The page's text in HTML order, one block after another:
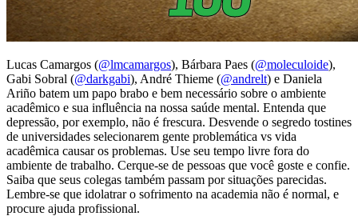
Lucas Camargos (@lmcamargos), Bárbara Paes (@moleculoide),
Gabi Sobral (@darkgabi), André Thieme (@andrelt) e Daniela
Ariño batem um papo brabo e bem necessário sobre o ambiente
acadêmico e sua influência na nossa saúde mental. Entenda que
depressão, por exemplo, não é frescura. Desvende o segredo tostines
de universidades selecionarem gente problemática vs vida
acadêmica causar os problemas. Use seu tempo livre fora do
ambiente de trabalho. Cerque-se de pessoas que você goste e confie.
Saiba que seus colegas também passam por situações parecidas.
Lembre-se que idolatrar o sofrimento na academia não é normal, e
procure ajuda profissional.